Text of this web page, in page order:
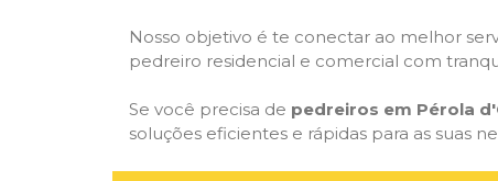
Nosso objetivo é te conectar ao melhor
pedreiro residencial e comercial com
Se você precisa de pedreiros em Pérola
soluções eficientes e rápidas para as suas